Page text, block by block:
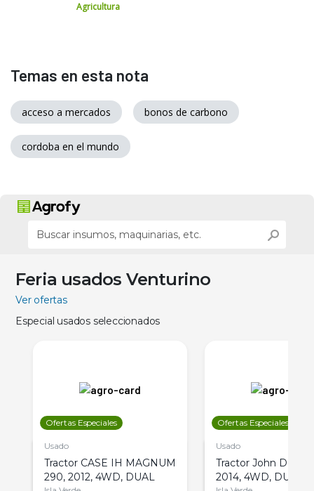
Agricultura
Temas en esta nota
acceso a mercados bonos de carbono
cordoba en el mundo
Feria usados Venturino
Ver ofertas
Especial usados seleccionados
Ofertas Especiales
Usado
Tractor CASE IH MAGNUM
290, 2012, 4WD, DUAL
Ofertas Especiales
Usado
Tractor John Deere
2014, 4WD, DUAL